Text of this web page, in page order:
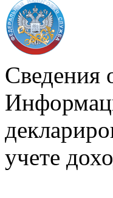
Сведения
учете